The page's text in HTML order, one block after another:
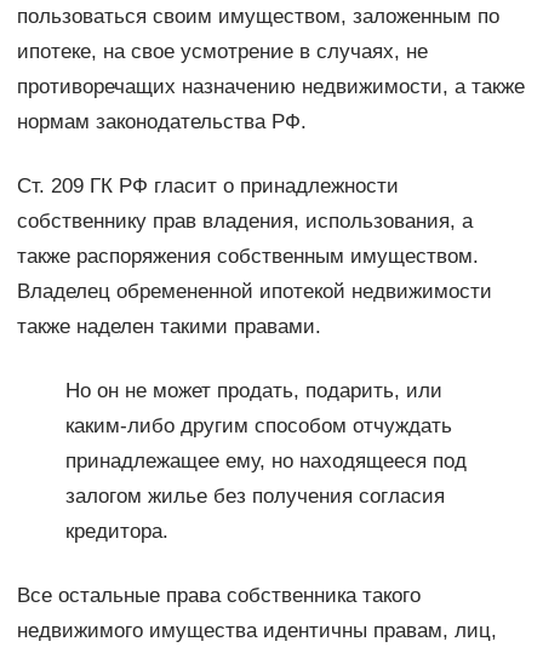
пользоваться своим имуществом, заложенным по
ипотеке, на свое усмотрение в случаях, не
противоречащих назначению недвижимости, а также
нормам законодательства РФ.
Ст. 209 ГК РФ гласит о принадлежности
собственнику прав владения, использования, а
также распоряжения собственным имуществом.
Владелец обремененной ипотекой недвижимости
также наделен такими правами.
Но он не может продать, подарить, или
каким-либо другим способом отчуждать
принадлежащее ему, но находящееся под
залогом жилье без получения согласия
кредитора.
Все остальные права собственника такого
недвижимого имущества идентичны правам, лиц,